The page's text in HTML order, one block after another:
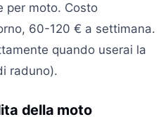
per moto. Costo
60-120 € a settimana.
quando userai la
raduno).
della moto